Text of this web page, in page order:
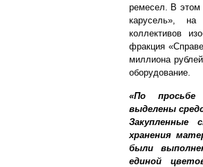
ремесел. В этом
карусель», на
коллективов
фракция
миллиона
оборудование.
«По
выделены
хранения
были
единой